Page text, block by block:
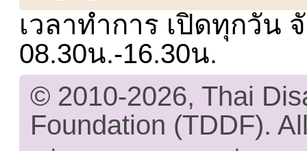
เวลาทำการ เปิดทุกวัน
08.30น.-16.30น.
© 2010-2026, Thai
Foundation (TDDF).